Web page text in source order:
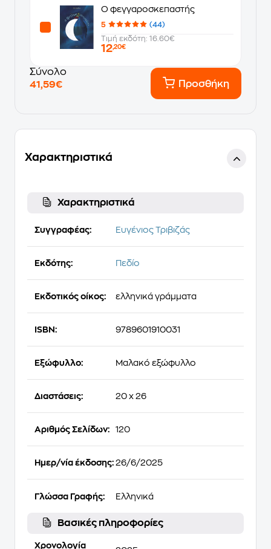
Ο φεγγαροσκεπαστής
5
(44)
Τιμή εκδότη: 16.60€
12,20€
Σύνολο
41,59€
Προσθήκη
Χαρακτηριστικά
Χαρακτηριστικά
Συγγραφέας: Ευγένιος Τριβιζάς
Εκδότης: Πεδίο
Εκδοτικός οίκος: ελληνικά γράμματα
ISBN: 9789601910031
Εξώφυλλο: Μαλακό εξώφυλλο
Διαστάσεις: 20 x 26
Αριθμός Σελίδων: 120
Ημερ/νία έκδοσης: 26/6/2025
Γλώσσα Γραφής: Ελληνικά
Βασικές πληροφορίες
Χρονολογία